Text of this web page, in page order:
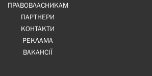
ПРАВОВЛАСНИКАМ
ПАРТНЕРИ
КОНТАКТИ
РЕКЛАМА
ВАКАНСІЇ